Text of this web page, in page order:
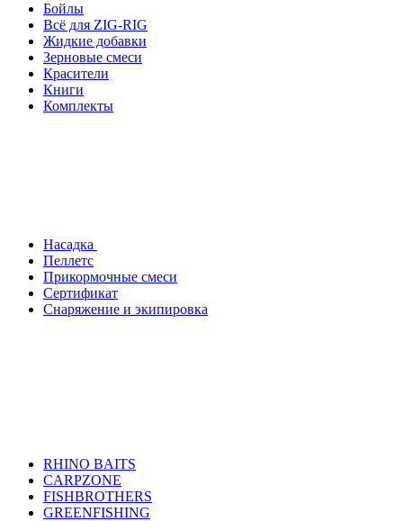
Бойлы
Всё для ZIG-RIG
Жидкие добавки
Зерновые смеси
Красители
Книги
Комплекты
Насадка
Пеллетс
Прикормочные смеси
Сертификат
Снаряжение и экипировка
RHINO BAITS
CARPZONE
FISHBROTHERS
GREENFISHING